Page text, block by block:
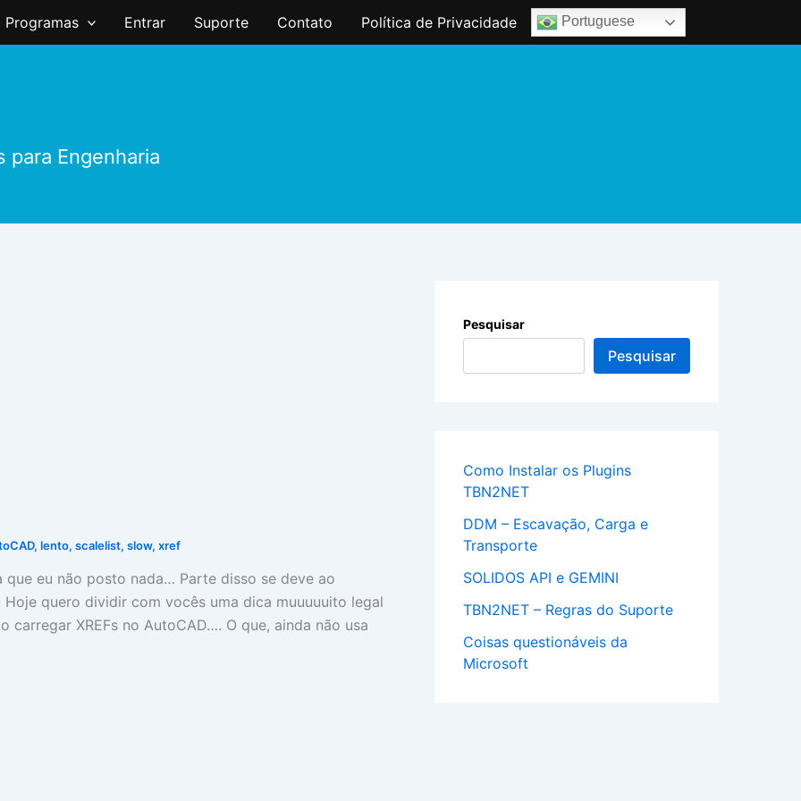
Programas Entrar Suporte Contato Política de Privacidade Portuguese
para Engenharia
, lento, scalelist, slow, xref
que eu não posto nada… Parte disso se deve ao
quero dividir com vocês uma dica muuuuuito legal
carregar XREFs no AutoCAD…. O que, ainda não usa
Pesquisar
Pesquisar
Como Instalar os Plugins
TBN2NET
DDM – Escavação, Carga e
Transporte
SOLIDOS API e GEMINI
TBN2NET – Regras do Suporte
Coisas questionáveis da
Microsoft